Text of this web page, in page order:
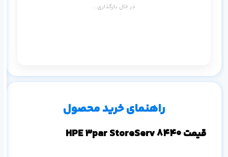
در حال بارگذاری...
۳ ماه ۶ ماه
راهنمای خرید محصول
قیمت HPE 3par StoreServ 8440